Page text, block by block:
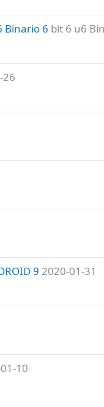
Binario 6 bit 6 u6
26
9 2020-01-31
10